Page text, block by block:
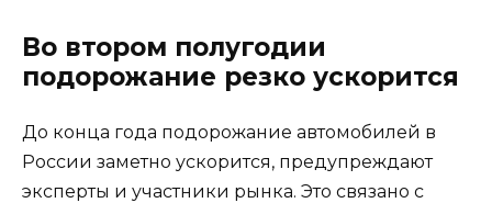
Во втором полугодии
подорожание резко ускорится
До конца года подорожание автомобилей в
России заметно ускорится, предупреждают
эксперты и участники рынка. Это связано с